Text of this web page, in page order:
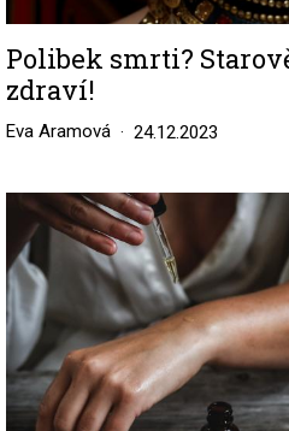
Polibek smrti?
zdraví!
Eva Aramová 24.12.2023
Image